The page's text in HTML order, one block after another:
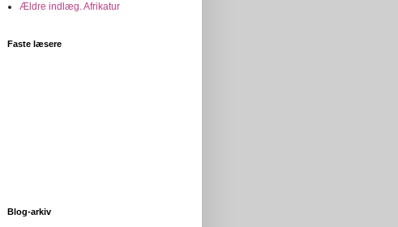
Ældre indlæg. Afrikatur
Faste læsere
Blog-arkiv